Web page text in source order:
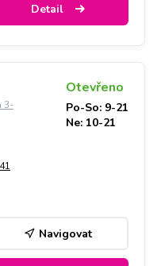
Detail
3-
Otevřeno
Po-So: 9-21
Ne: 10-21
Navigovat